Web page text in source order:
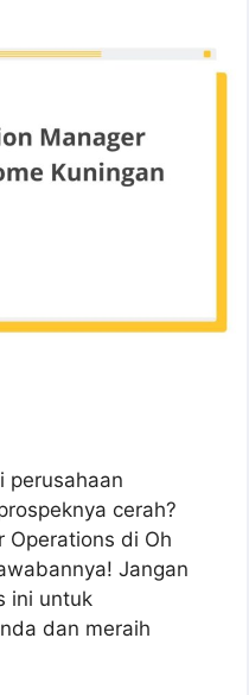
perusahaan
cerah?
Operations di Oh
Jangan
ini untuk
dan meraih